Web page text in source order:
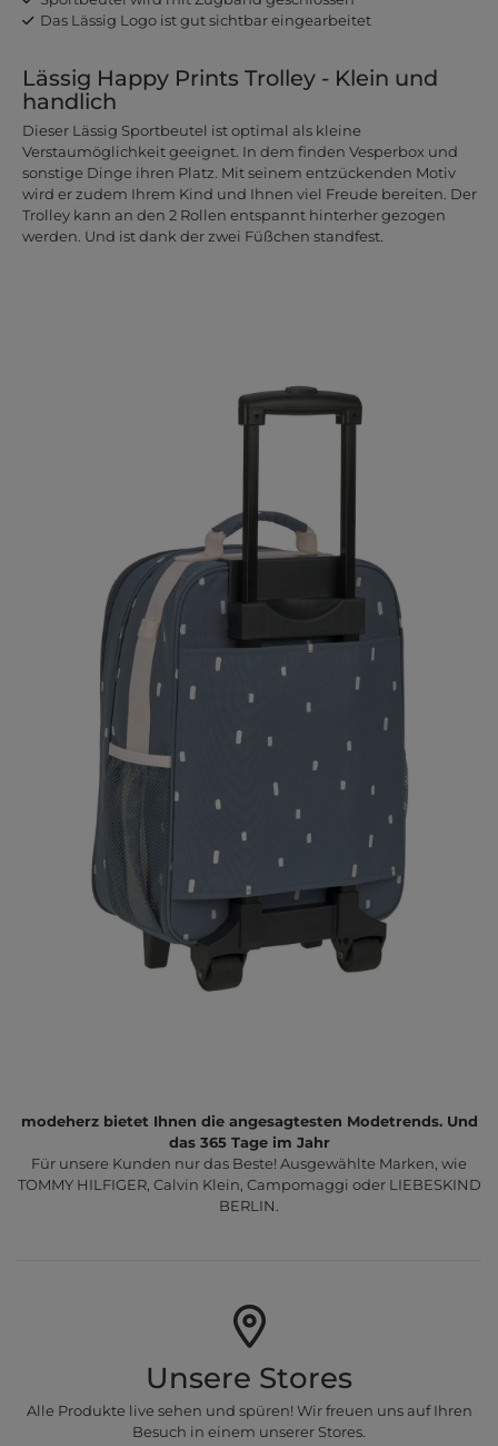
Das Lässig Logo ist gut sichtbar eingearbeitet
Lässig Happy Prints Trolley - Klein und
handlich
Dieser Lässig Sportbeutel ist optimal als kleine
Verstaumöglichkeit geeignet. In dem finden Vesperbox und
sonstige Dinge ihren Platz. Mit seinem entzückenden Motiv
wird er zudem Ihrem Kind und Ihnen viel Freude bereiten. Der
Trolley kann an den 2 Rollen entspannt hinterher gezogen
werden. Und ist dank der zwei Füßchen standfest.
modeherz bietet Ihnen die angesagtesten Modetrends. Und
das 365 Tage im Jahr
Für unsere Kunden nur das Beste! Ausgewählte Marken, wie
TOMMY HILFIGER, Calvin Klein, Campomaggi oder LIEBESKIND
BERLIN.
Unsere Stores
Alle Produkte live sehen und spüren! Wir freuen uns auf Ihren
Besuch in einem unserer Stores.